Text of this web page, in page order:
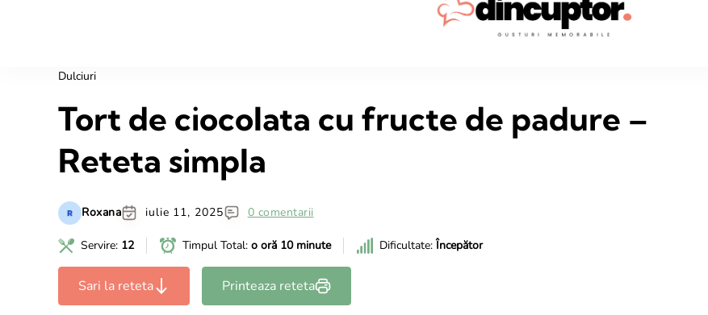
Dulciuri
Tort de ciocolata cu fructe de padure –
Reteta simpla
Roxana iulie 11, 2025 0 comentarii
Servire: 12 Timpul Total: o oră 10 minute Dificultate:Începător
Sari la reteta Printeaza reteta